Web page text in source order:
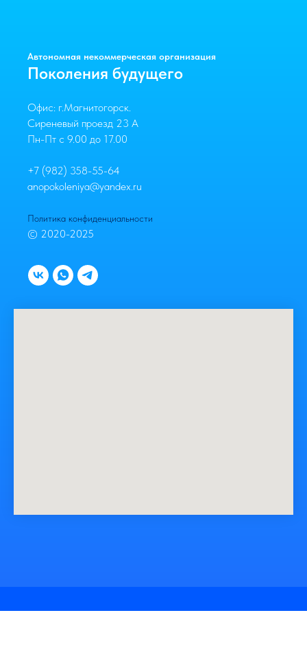
Автономная некоммерческая организация
Поколения будущего
Офис: г.Магнитогорск.
Сиреневый проезд 23 А
Пн-Пт с 9.00 до 17.00
+7 (982) 358-55-64
anopokoleniya@yandex.ru
Политика конфиденциальности
© 2020-2025